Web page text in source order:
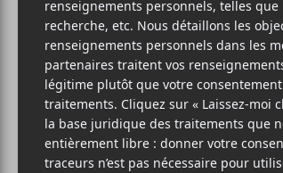
10 DÉCEMBRE 2019
PARARTICLE
SPONSORISÉ
/ FESTIVAL
PARTAGER